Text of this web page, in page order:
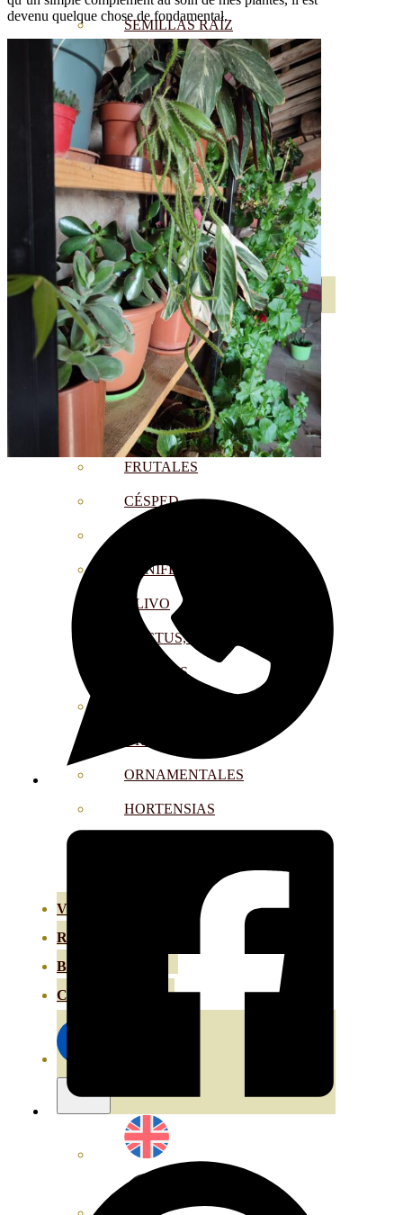
SEMILLAS RAÍZ
SEMILLAS LEGUMINOSAS
MICROGREEN
CUBIERTAS VEGETALES
TIRAS DE SEMILLAS
BOMBAS DE SEMILLAS
BANDEJAS Y SEMILLEROS
PROFESIONALES
ABONOS POR CULTIVO
VER TODOS
TOMATES
HUERTO
CÍTRICOS
FRUTALES
CÉSPED
CONÍFERAS Y SETOS
OLIVO
CACTUS, CRASAS Y
SUCULENTAS
ORQUIDEAS
ORNAMENTALES
HORTENSIAS
VIVERO
RECURSOS
BLOG ECO
CONTACT
devenu quelque chose de fondamental.